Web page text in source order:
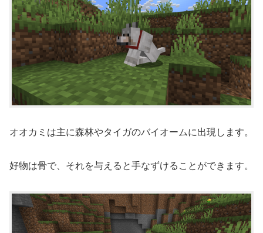
オオカミは主に森林やタイガのバイオームに出現します。
好物は骨で、それを与えると手なずけることができます。